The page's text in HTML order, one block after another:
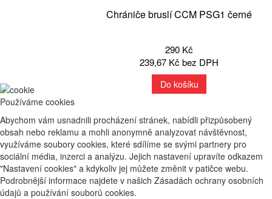
Chrániče bruslí CCM PSG1 černé
290 Kč
239,67 Kč bez DPH
Do košíku
Používáme cookies
Abychom vám usnadnili procházení stránek, nabídli přizpůsobený
obsah nebo reklamu a mohli anonymně analyzovat návštěvnost,
využíváme soubory cookies, které sdílíme se svými partnery pro
sociální média, inzerci a analýzu. Jejich nastavení upravíte odkazem
"Nastavení cookies" a kdykoliv jej můžete změnit v patičce webu.
Podrobnější informace najdete v našich Zásadách ochrany osobních
údajů a používání souborů cookies.